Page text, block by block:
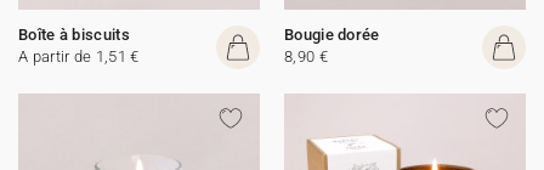
Boîte à biscuits
A partir de 1,51 €
Bougie dorée
8,90 €